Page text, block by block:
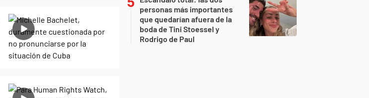
personas más importantes
que quedarían afuera de la
boda de Tini Stoessel y
Rodrigo de Paul